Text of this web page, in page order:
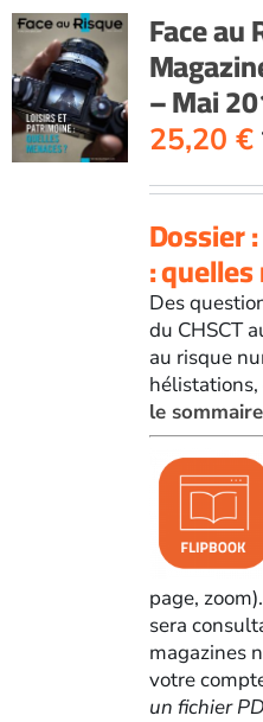
Face au
– Mai
25,20 €
Dossier
:
Des
du CHSCT
au risque
hélistations,
le
page,
sera
magazines
votre
un fichier